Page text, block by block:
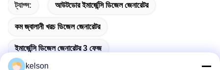
ট্যাগ্স: আউটডোর ইমার্জেন্সি ডিজেল জেনারেটর
কম জ্বালানী খরচ ডিজেল জেনারেটর
ইমার্জেন্সি ডিজেল জেনারেটর 3 ফেজ
kelson